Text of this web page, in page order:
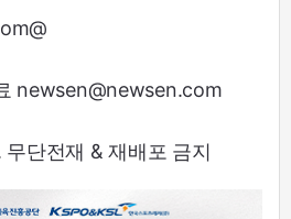
newsen@newsen.com
단전재 & 재배포 금지